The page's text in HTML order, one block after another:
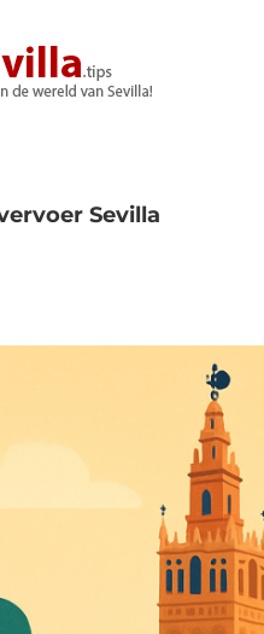
Sevilla